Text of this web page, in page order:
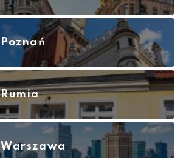
Poznań
Rumia
Warszawa